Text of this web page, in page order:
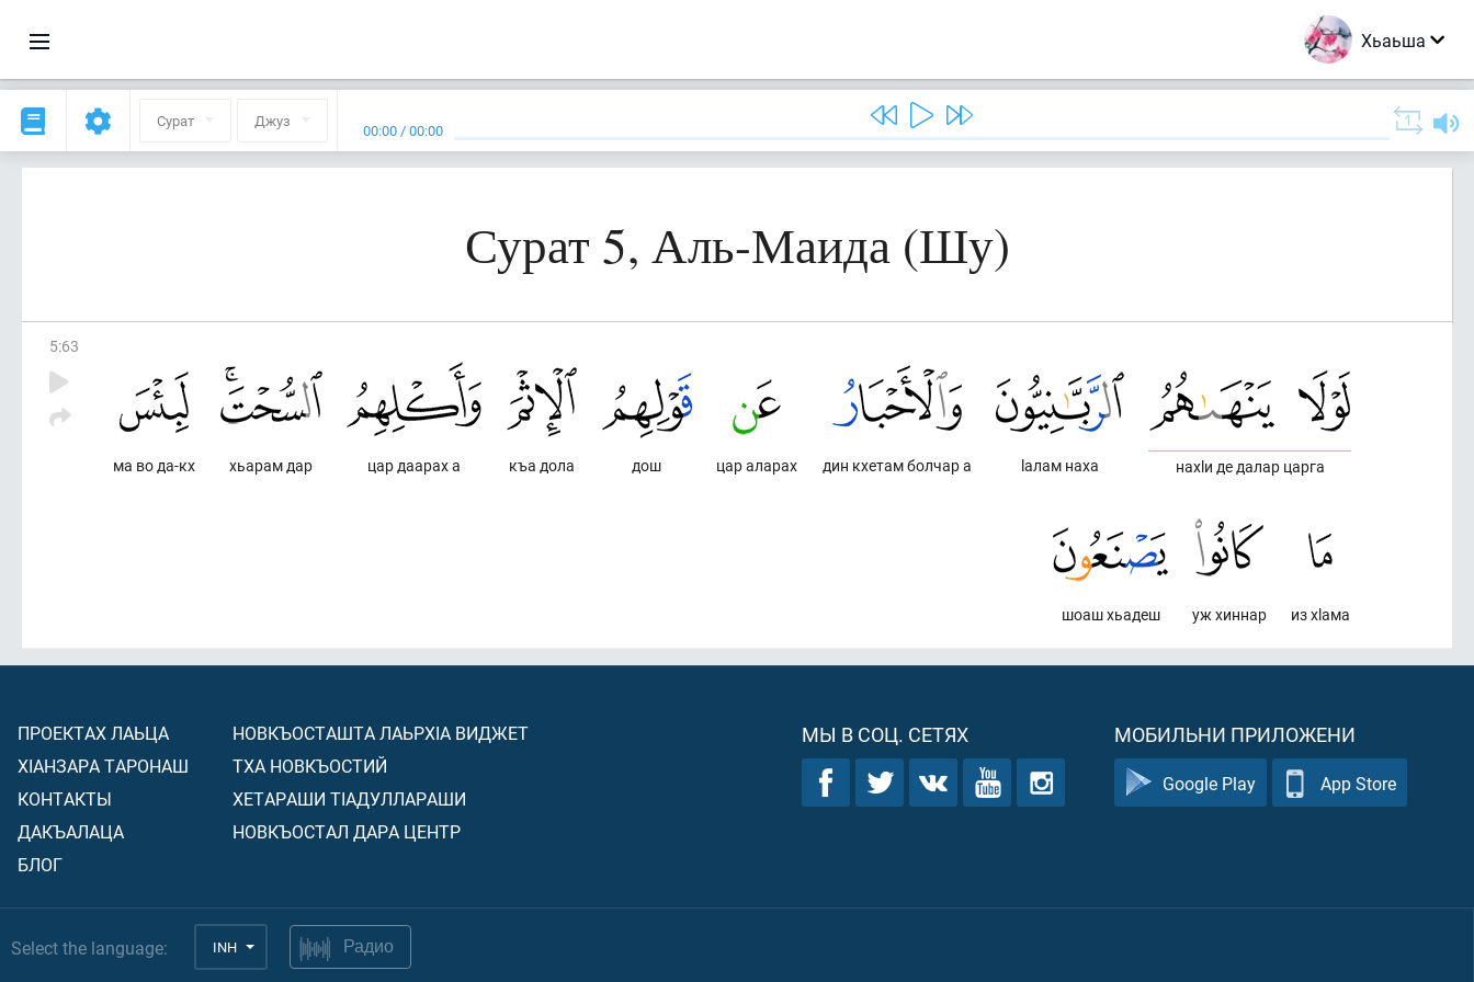
Хьаьша
Сурат Джуз 00:00 /00:00
Сурат 5, Аль-Маида (Шу)
5:63
нахlи де далар царга
lалам наха
дин кхетам болчар а
цар аларах
дош
къа дола
цар даарах а
хьарам дар
ма во да-кх
из хlама
уж хиннар
шоаш хьадеш
ПРОЕКТАХ ЛАЬЦА
ХIАНЗАРА ТАРОНАШ
КОНТАКТЫ
ДАКЪАЛАЦА
БЛОГ
НОВКЪОСТАШТА ЛАЬРХIА ВИДЖЕТ
ТХА НОВКЪОСТИЙ
ХЕТАРАШИ ТIАДУЛЛАРАШИ
НОВКЪОСТАЛ ДАРА ЦЕНТР
МЫ В СОЦ. СЕТЯХ МОБИЛЬНИ ПРИЛОЖЕНИ
Google Play App Store
Select the language: INH Радио